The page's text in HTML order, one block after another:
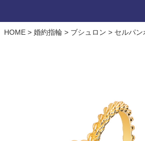
HOME > 婚約指輪 > ブシュロン > セルパ